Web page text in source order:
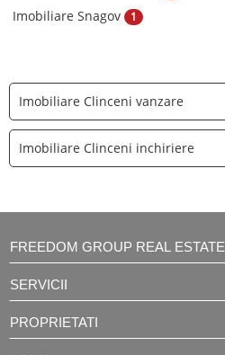
Imobiliare Snagov 1
Imobiliare Clinceni vanzare
Imobiliare Clinceni inchiriere
FREEDOM GROUP REAL ESTATE
SERVICII
PROPRIETATI